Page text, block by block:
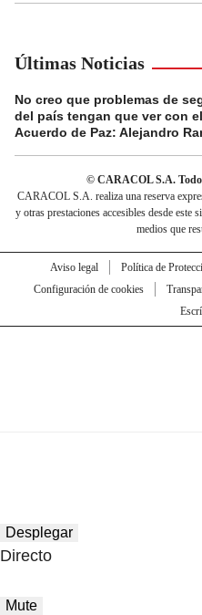
Últimas Noticias
No creo que problemas de
del país tengan que ver con el
Acuerdo de Paz: Alejandro
© CARACOL S.A.
CARACOL S.A. realiza una reserva
y otras prestaciones accesibles desde este
medios que
Aviso legal Política de
Configuración de cookies
Desplegar
Directo
Mute